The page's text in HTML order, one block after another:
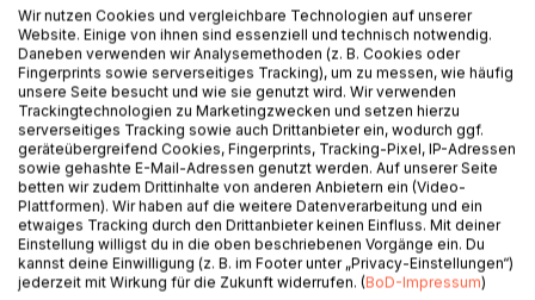
BESCHREIBUNG
Immer mehr Menschen geraten in unserer Zeit an die
Grenzen ihrer seelischen Belastbarkeit. Angst, Stress,
Depressionen, innere Leere oder Erschöpfung prägen das
Wir nutzen Cookies und vergleichbare Technologien auf unserer
Website. Einige von ihnen sind essenziell und technisch notwendig.
Daneben verwenden wir Analysemethoden (z. B. Cookies oder
Fingerprints sowie serverseitiges Tracking), um zu messen, wie häufig
unsere Seite besucht und wie sie genutzt wird. Wir verwenden
Trackingtechnologien zu Marketingzwecken und setzen hierzu
serverseitiges Tracking sowie auch Drittanbieter ein, wodurch ggf.
geräteübergreifend Cookies, Fingerprints, Tracking-Pixel, IP-Adressen
sowie gehashte E-Mail-Adressen genutzt werden. Auf unserer Seite
betten wir zudem Drittinhalte von anderen Anbietern ein (Video-
Plattformen). Wir haben auf die weitere Datenverarbeitung und ein
etwaiges Tracking durch den Drittanbieter keinen Einfluss. Mit deiner
Einstellung willigst du in die oben beschriebenen Vorgänge ein. Du
kannst deine Einwilligung (z. B. im Footer unter „Privacy-Einstellungen“)
jederzeit mit Wirkung für die Zukunft widerrufen. (BoD-Impressum)